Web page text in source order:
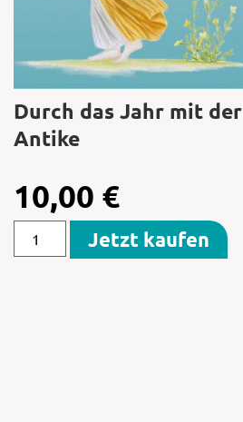
Durch das Jahr mit der
Antike
10,00 €
Jetzt kaufen